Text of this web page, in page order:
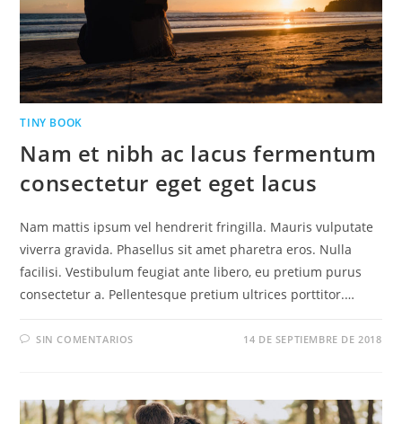
TINY BOOK
Nam et nibh ac lacus fermentum
consectetur eget eget lacus
Nam mattis ipsum vel hendrerit fringilla. Mauris vulputate
viverra gravida. Phasellus sit amet pharetra eros. Nulla
facilisi. Vestibulum feugiat ante libero, eu pretium purus
consectetur a. Pellentesque pretium ultrices porttitor.…
SIN COMENTARIOS 14 DE SEPTIEMBRE DE 2018